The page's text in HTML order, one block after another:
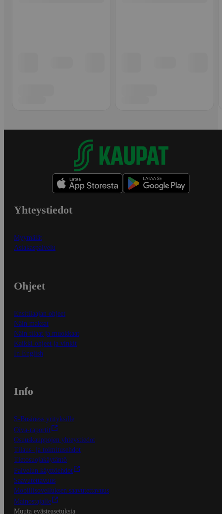
Yhteystiedot
Myymälät
Asiakaspalvelu
Ohjeet
Ensitilaajan ohjeet
Näin maksat
Näin tilaat ja muokkaat
Kaikki ohjeet ja vinkit
In English
Info
S-Business yrityksille
Oiva-raportit
Osuuskauppojen yhteystiedot
Tilaus- ja toimitusehdot
Tietosuojakäytäntö
Palvelun käyttöehdot
Saavutettavuus
Mobiilisovelluksen saavutettavuus
Mainostajalle
Muuta evästeasetuksia